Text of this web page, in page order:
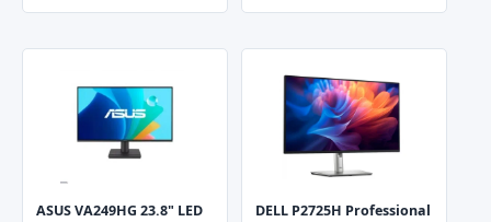
ASUS VA249HG 23.8" LED
DELL P2725H Professional